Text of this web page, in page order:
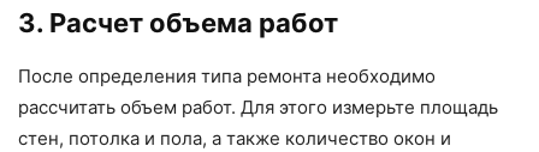
3. Расчет объема работ
После определения типа ремонта необходимо
рассчитать объем работ. Для этого измерьте площадь
стен, потолка и пола, а также количество окон и